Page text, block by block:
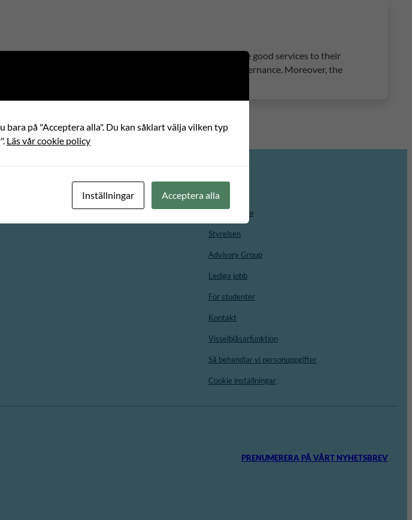
towns in India to improve their finances and provide good services to their
and processes for decentralised planning and governance. Moreover, the
Om oss
Medarbetare
Styrelsen
Advisory Group
Lediga jobb
För studenter
Kontakt
Visselblåsarfunktion
Så behandlar vi personuppgifter
Cookie inställningar
PRENUMERERA PÅ VÅRT NYHETSBREV
på "Acceptera alla". Du kan såklart välja vilken typ
Läs vår cookie policy
Inställningar Acceptera alla